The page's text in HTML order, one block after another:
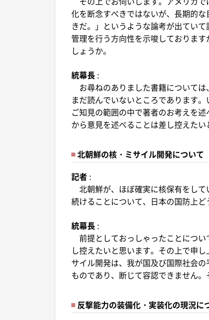
化を断念すべきではないが、長期的
きだ。」というような論考が出てい
管理を行う方向性を示唆しておりま
しょうか。
統幕長 :
お尋ねのありました書籍について
まだ読んでいないところであります
ご知見の範囲の中で著者のお考えを
から意見を述べることは差し控えたい
北朝鮮の核・ミサイル開発について
記者 :
北朝鮮が、ほぼ確実に核保有をし
続けることについて、日本の国防上ど
統幕長 :
前提としておっしゃったことにつ
し控えたいと思います。その上で申
サイル開発は、我が国及び国際社会
ものであり、断じて容認できません。
反撃能力の装備化・実装化の現況に